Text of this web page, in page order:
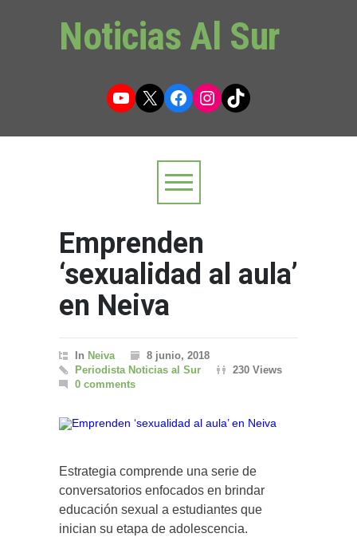
Noticias Al Sur
YouTube
X Facebook
Instagram
TikTok
Emprenden
‘sexualidad al aula’
en Neiva
In Neiva
8 junio, 2018
Periodista Noticias al Sur
230 Views
0 comments
Estrategia comprende una serie de
conversatorios enfocados en brindar
educación sexual a estudiantes que
inician su etapa de adolescencia.